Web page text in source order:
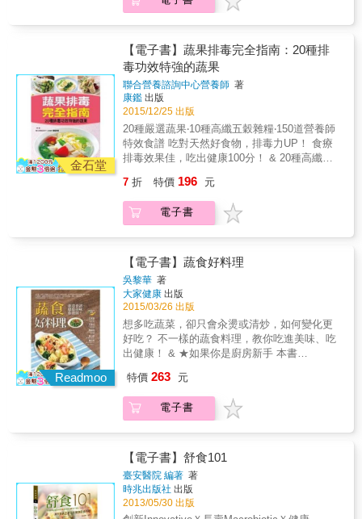
養心法，從另個角度、不同方式帶爸媽與孩子
一起親近蔬菜、認識蔬菜，一起來看看從餐桌
延伸至土地與文化的有趣食育吧。 由親子料理
老師設計、讓孩子食慾大開的食譜～ 由宋雅雯
老師設計，即使是料理新手媽咪也能完成的親
切食譜，而且好吃易做、還能和大孩子一起享
受廚事樂趣，原來蔬菜料理能如此美味有變
化。
以蒜花生搭配西瓜、柚子及甜椒，讓蔬菜水果
的組合，變得更讓人垂涎三尺；也以味噌、辣
本書不但完整介紹市面上所有蔬果，清楚標示
產地產季，詳細分析所具有的營養價值與熱
量；更將每一種蔬果的英文名稱、學名與俗
名、選購方法、保存方法與適合的烹調法完全
公開，不必擔心家裡大人、小孩挑剔的嘴巴，
也滿足所有的味蕾，更照顧到全家人的營養攝
取。加上2000張圖文並茂的彩照，與營學養巧
妙結合，絕對是一部家家戶戶必備的蔬菜百科
帶領大家深入了解163種蔬果，且每一種蔬果皆
何運用於174道料理。 ◆特色2完整身分介紹 提
供蔬果檔案介紹、俗名與學名、主要產地、盛
產季節，讓您不再錯過當令蔬果。 ◆特色3保
存方法好清楚 本書可找到如何挑選品質好的蔬
果，當蔬果一次用不完，該如何保存及時間等
資訊。 ◆特色4專業營養師審定 進一步了解蔬
果能帶來什麼營養，以及每100公克含多少熱
量，讓大家吃美味外，還能兼顧健康與維持好
身材。 ◆特色5簡單易學食譜 每道食譜皆標示
食用份量、烹調時間、作者叮嚀，食譜約5～30
分鐘就可以完成，步驟簡單，美味更加分！ ◆
特色6貼心實用索引 附食材與相關料理索引，
閱讀容易、貼心超實用，讓您一目瞭然，馬上
就可以找到想要學習的各式料理，且不會浪費
任何食材。
法、適合的烹調與切割法、主要盛產地與季
灣最有價值的百科全書！ & 以蔬果主題明確聚
焦，詳細介紹葉菜、根莖菜、花菜、芽菜、蕈
菇、果菜與豆類七大類別共163種蔬菜，不但兼
具廣度與深度，並據此設計174道色香味俱全又
健康滿分的中西日各國料理，將蔬果的鮮美詮
釋到淋漓盡致。 & 兩位廚師皆巧妙地以各種食
材特色及原味來變化口味，如運用奶味於大白
菜，讓柔綿、清香的口感更有層次；以簡單的
油醋提出水生菜的清爽；酸甜的大番茄讓肉醬
更開胃；黑芝麻的獨特香氣讓牛蒡纖維更有風
些許酸甜的梅肉讓樸實的山藥更開胃與護胃；
以蒜花生搭配西瓜、柚子及甜椒，讓蔬菜水果
的組合，變得更讓人垂涎三尺；也以味噌、辣
本書不但完整介紹市面上所有蔬果，清楚標示
產地產季，詳細分析所具有的營養價值與熱
量；更將每一種蔬果的英文名稱、學名與俗
名、選購方法、保存方法與適合的烹調法完全
公開，不必擔心家裡大人、小孩挑剔的嘴巴，
也滿足所有的味蕾，更照顧到全家人的營養攝
取。加上2000張圖文並茂的彩照，與營學養巧
巨作。 & 本書特色 & ◆特色1詳細圖片2400張
帶領大家深入了解163種蔬果，且每一種蔬果皆
有圖文描述適合的切割法與烹調法，並學會如
產季節，讓您不再錯過當令蔬果。 ◆特色3保
存方法好清楚 本書可找到如何挑選品質好的蔬
果，當蔬果一次用不完，該如何保存及時間等
資訊。 ◆特色4專業營養師審定 進一步了解蔬
果能帶來什麼營養，以及每100公克含多少熱
金石堂
【電子書】蔬果排毒完全指南：20種排
毒功效特強的蔬果
聯合營養諮詢中心營養師 著
康鑑 出版
2015/12/25 出版
20種嚴選蔬果‧10種高纖五穀雜糧‧150道營養師
特效食譜 吃對天然好食物，排毒力UP！ 食療
排毒效果佳，吃出健康100分！ & 20種高纖低
體內毒素累積過多，人就容易生病。別擔心！
營養師精選20種天然排毒蔬果，協助人體清除
廢物，重拾健康元氣生活。 & 150道排毒享瘦
癌、抗老、消腫、美肌功效一次滿足，身體清
爽無負擔。 & 五穀雜糧排毒明星，腸道好幫手
特別企劃「五穀雜糧排毒明星排行榜」，五穀
雜糧含豐富膳食纖維及植物固醇，是幫助腸道
排毒的好幫手，家常菜食譜營養美味，非吃不
可！ & 本書特色 & 無毒生活 食在安心不生
病！ & 營養師專業配餐＋20大高纖低卡蔬果＝
排毒速效實用家常菜食譜 營養‧美味‧健康‧速效
做好體內環保，排毒一身輕！ & ˙上班族、愛美
手做菜照顧全家健康 ˙小心無所不在的毒，這樣
吃有效排毒 ˙無毒生活食在安心，輕鬆養瘦變美
˙自然健康飲食法，強化免疫不生病！
7 折 特價 196 元
電子書
Readmoo
【電子書】蔬食好料理
吳黎華 著
大家健康 出版
2015/03/26 出版
想多吃蔬菜，卻只會汆燙或清炒，如何變化更
好吃？ 不一樣的蔬食料理，教你吃進美味、吃
出健康！ & ★如果你是廚房新手 本書
輕食」，教你用常見食材，不費太多時間，讓
你親近做菜的氣氛，完成一道道有成就感的佳
餚，在家就能輕鬆上手，安心吃到營養與美
意主食」，加入巧思，讓飯麵更可口；如果你
遇到刺瓜、芥菜、茄子、蓮藕等食材，不知如
何烹煮更好吃，請看「Chapter4樂活蔬食」，
換個方法，讓炒出來的菜更香；如果你想要煮
出一鍋料多豐富的好湯，卻不知如何搭配食
特價 263 元
電子書
【電子書】舒食101
臺安醫院 編著 著
時兆出版社 出版
2013/05/30 出版